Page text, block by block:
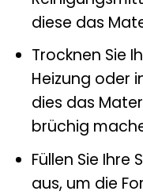
diese das
Trocknen Sie
Heizung oder
dies das
brüchig
Füllen Sie
aus, um die